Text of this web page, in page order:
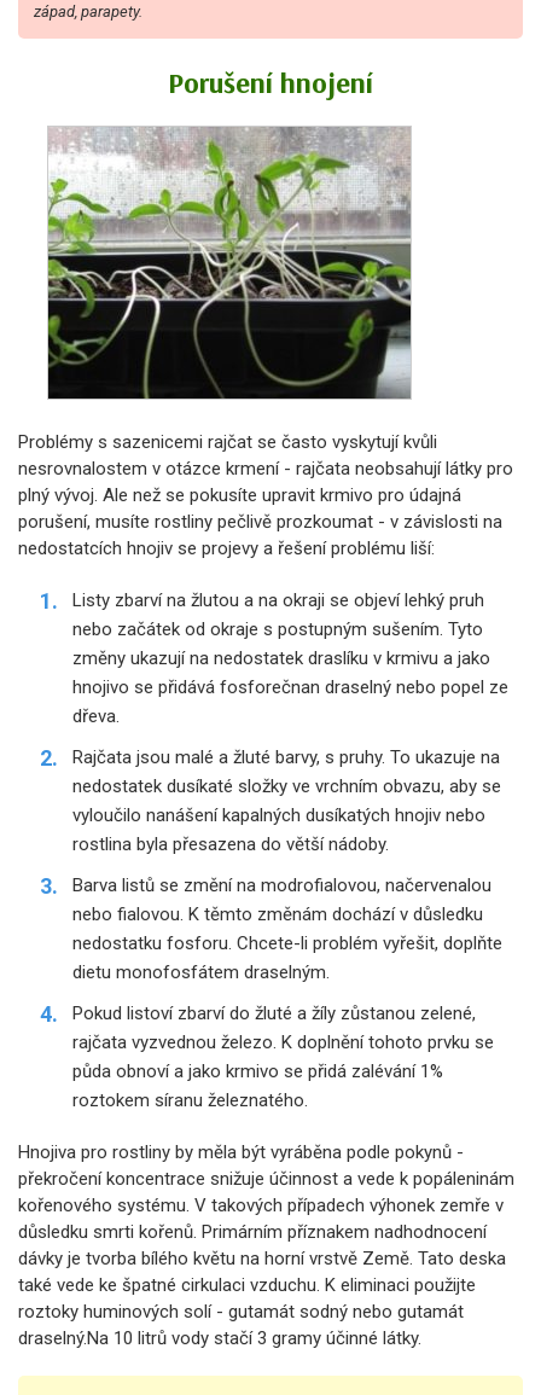
západ, parapety.
Porušení hnojení
Problémy s sazenicemi rajčat se často vyskytují kvůli
nesrovnalostem v otázce krmení - rajčata neobsahují látky pro
plný vývoj. Ale než se pokusíte upravit krmivo pro údajná
porušení, musíte rostliny pečlivě prozkoumat - v závislosti na
nedostatcích hnojiv se projevy a řešení problému liší:
Listy zbarví na žlutou a na okraji se objeví lehký pruh
nebo začátek od okraje s postupným sušením. Tyto
změny ukazují na nedostatek draslíku v krmivu a jako
hnojivo se přidává fosforečnan draselný nebo popel ze
dřeva.
Rajčata jsou malé a žluté barvy, s pruhy. To ukazuje na
nedostatek dusíkaté složky ve vrchním obvazu, aby se
vyloučilo nanášení kapalných dusíkatých hnojiv nebo
rostlina byla přesazena do větší nádoby.
Barva listů se změní na modrofialovou, načervenalou
nebo fialovou. K těmto změnám dochází v důsledku
nedostatku fosforu. Chcete-li problém vyřešit, doplňte
dietu monofosfátem draselným.
Pokud listoví zbarví do žluté a žíly zůstanou zelené,
rajčata vyzvednou železo. K doplnění tohoto prvku se
půda obnoví a jako krmivo se přidá zalévání 1%
roztokem síranu železnatého.
Hnojiva pro rostliny by měla být vyráběna podle pokynů -
překročení koncentrace snižuje účinnost a vede k popáleninám
kořenového systému. V takových případech výhonek zemře v
důsledku smrti kořenů. Primárním příznakem nadhodnocení
dávky je tvorba bílého květu na horní vrstvě Země. Tato deska
také vede ke špatné cirkulaci vzduchu. K eliminaci použijte
roztoky huminových solí - gutamát sodný nebo gutamát
draselný.Na 10 litrů vody stačí 3 gramy účinné látky.